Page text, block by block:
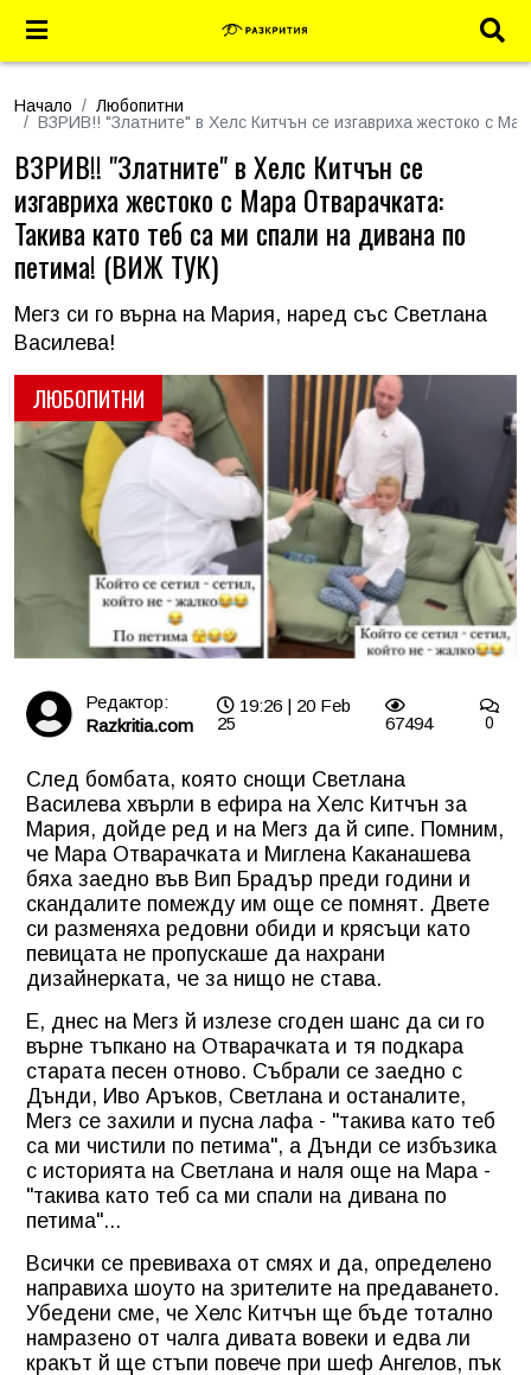
Начало
Любопитни
ВЗРИВ!! "Златните" в Хелс Китчън се изгавриха жестоко с
ЛЮБОПИТНИ
ВЗРИВ!! "Златните" в Хелс Китчън се
изгавриха жестоко с Мара Отварачката:
Такива като теб са ми спали на дивана по
петима! (ВИЖ ТУК)
Мегз си го върна на Мария, наред със Светлана
Василева!
Редактор:
Razkritia.com
19:26 | 20 Feb
25
67494 0
След бомбата, която снощи Светлана
Василева хвърли в ефира на Хелс Китчън за
Мария, дойде ред и на Мегз да й сипе. Помним,
че Мара Отварачката и Миглена Каканашева
бяха заедно във Вип Брадър преди години и
скандалите помежду им още се помнят. Двете
си разменяха редовни обиди и крясъци като
певицата не пропускаше да нахрани
дизайнерката, че за нищо не става.
Е, днес на Мегз й излезе сгоден шанс да си го
върне тъпкано на Отварачката и тя подкара
старата песен отново. Събрали се заедно с
Дънди, Иво Аръков, Светлана и останалите,
Мегз се захили и пусна лафа - "такива като теб
са ми чистили по петима", а Дънди се избъзика
с историята на Светлана и наля още на Мара -
"такива като теб са ми спали на дивана по
петима"...
Всички се превиваха от смях и да, определено
направиха шоуто на зрителите на предаването.
Убедени сме, че Хелс Китчън ще бъде тотално
намразено от чалга дивата вовеки и едва ли
кракът й ще стъпи повече при шеф Ангелов, пък